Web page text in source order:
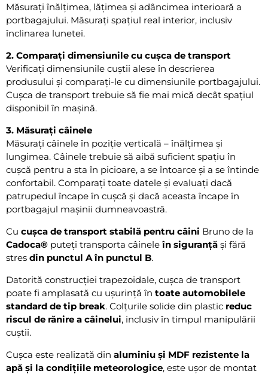
Măsurați înălțimea, lățimea și adâncimea interioară a
portbagajului. Măsurați spațiul real interior, inclusiv
înclinarea lunetei.
2. Comparați dimensiunile cu cușca de transport
Verificați dimensiunile cuștii alese în descrierea
produsului și comparați-le cu dimensiunile portbagajului.
Cușca de transport trebuie să fie mai mică decât spațiul
disponibil în mașină.
3. Măsurați câinele
Măsurați câinele în poziție verticală – înălțimea și
lungimea. Câinele trebuie să aibă suficient spațiu în
cușcă pentru a sta în picioare, a se întoarce și a se întinde
confortabil. Comparați toate datele și evaluați dacă
patrupedul încape în cușcă și dacă aceasta încape în
portbagajul mașinii dumneavoastră.
Cu cușca de transport stabilă pentru câini Bruno de la
Cadoca® puteți transporta câineleîn siguranță și fără
stres din punctul A în punctul B.
Datorită construcției trapezoidale, cușca de transport
poate fi amplasată cu ușurință în toate automobilele
standard de tip break. Colțurile solide din plastic reduc
riscul de rănire a câinelui, inclusiv în timpul manipulării
cuștii.
Cușca este realizată din aluminiu și MDF rezistente la
apă și la condițiile meteorologice, este ușor de montat